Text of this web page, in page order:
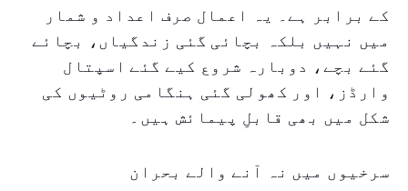
کے برابر ہے۔ یہ اعمال صرف اعداد و شمار
میں نہیں بلکہ بچائی گئی زندگیاں، بچائے
گئے بچے، دوبارہ شروع کیے گئے اسپتال
وارڈز، اور کھولی گئی ہنگامی روٹیوں کی
شکل میں بھی قابلِ پیمائش ہیں۔
سرخیوں میں نہ آنے والے بحران